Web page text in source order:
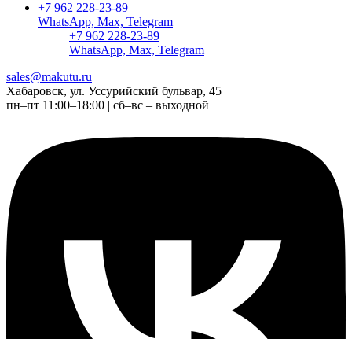
+7 962 228-23-89
WhatsApp, Max, Telegram
+7 962 228-23-89
WhatsApp, Max, Telegram
sales@makutu.ru
Хабаровск, ул. Уссурийский бульвар, 45
пн–пт 11:00–18:00 | сб–вс – выходной